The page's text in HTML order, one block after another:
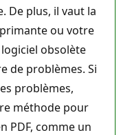
De plus, il vaut la
ou votre
obsolète
de problèmes. Si
problèmes,
méthode pour
PDF, comme un